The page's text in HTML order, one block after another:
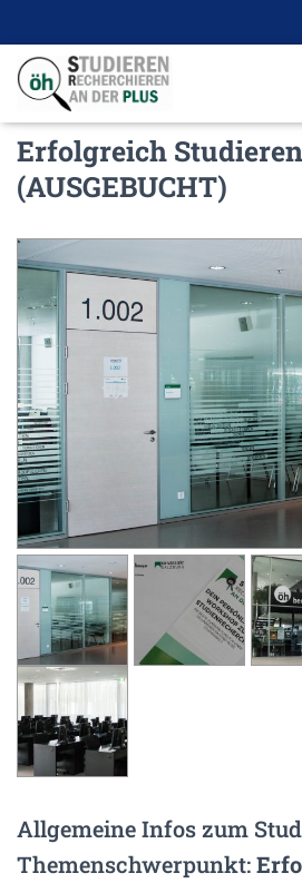
Erfolgreich Studieren
(AUSGEBUCHT)
Allgemeine Infos zum
Themenschwerpunkt: